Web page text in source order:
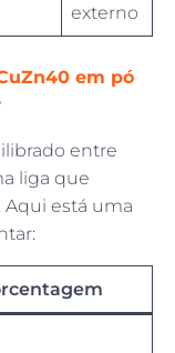
externo
em pó
entre
liga que
está uma